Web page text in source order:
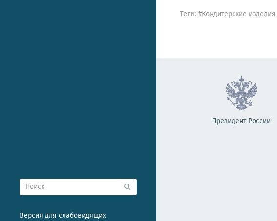
Версия для слабовидящих
Теги: #Кондитерские изделия
Президент России